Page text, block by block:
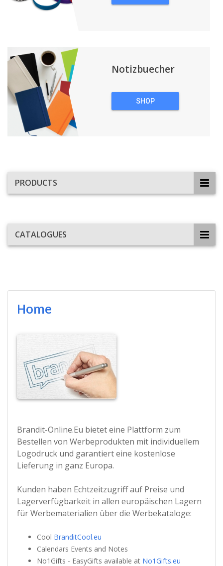
Notizbuecher
SHOP
PRODUCTS
CATALOGUES
Home
Brandit-Online.Eu bietet eine Plattform zum
Bestellen von Werbeprodukten mit individuellem
Logodruck und garantiert eine kostenlose
Lieferung in ganz Europa.
Kunden haben Echtzeitzugriff auf Preise und
Lagerverfügbarkeit in allen europäischen Lagern
für Werbematerialien über die Werbekataloge:
Cool BranditCool.eu
Calendars Events and Notes
No1Gifts - EasyGifts available at No1Gifts.eu